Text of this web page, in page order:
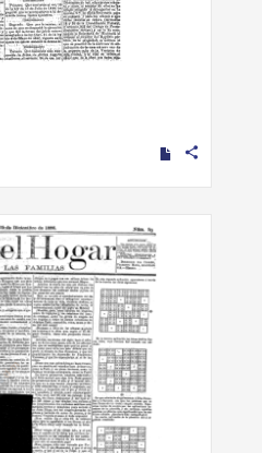
share